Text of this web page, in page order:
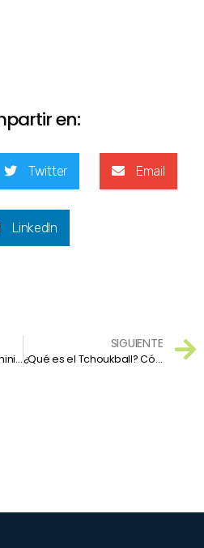
en:
Twitter Email
LinkedIn
Reglas y medidas del minibasket
SIGUIENTE
¿Qué es el Tchoukball? Cómo se juega y materiales necesarios